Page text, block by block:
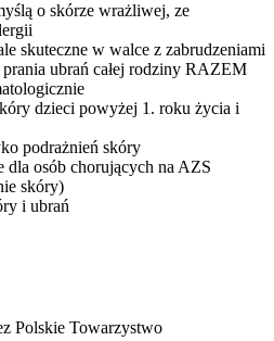
o skórze wrażliwej, ze
skuteczne w walce z zabrudzeniami
ubrań całej rodziny RAZEM
dzieci powyżej 1. roku życia i
podrażnień skóry
dla osób chorujących na AZS
skóry)
i ubrań
Polskie Towarzystwo